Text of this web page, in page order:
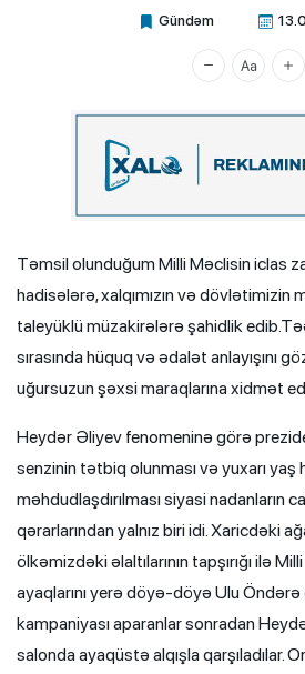
Gündəm
Təmsil olunduğum Milli Məclisin iclas
hadisələrə, xalqımızın və dövlətimizin
taleyüklü müzakirələrə şahidlik
sırasında hüquq və ədalət anlayışını
uğursuzun şəxsi maraqlarına xidmət
Heydər Əliyev fenomeninə görə
senzinin tətbiq olunması və yuxarı
məhdudlaşdırılması siyasi nadanların
qərarlarından yalnız biri idi. Xaricdəki
ölkəmizdəki əlaltılarının tapşırığı ilə
ayaqlarını yerə döyə-döyə Ulu
kampaniyası aparanlar sonradan
salonda ayaqüstə alqışla qarşıladılar.